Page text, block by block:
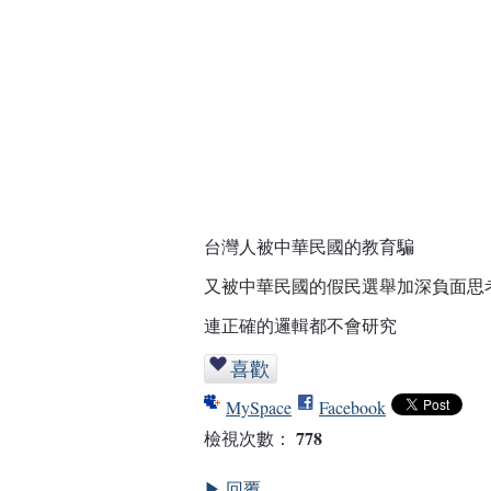
台灣人被中華民國的教育騙
又被中華民國的假民選舉加深負面思
連正確的邏輯都不會研究
喜歡
MySpace
Facebook
檢視次數： 778